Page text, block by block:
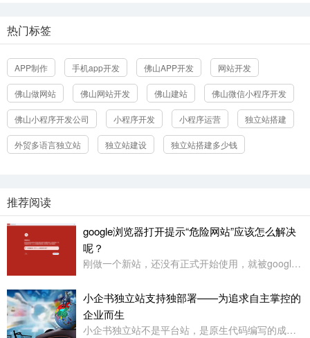
热门标签
APP制作 手机app开发 佛山APP开发 网站开发
佛山做网站 佛山网站开发 佛山建站 佛山微信小程序开发
佛山小程序开发公司 小程序开发 小程序运营 独立站搭建
外贸多语言独立站 独立站建设 独立站搭建多少钱
推荐阅读
google浏览器打开提示“危险网站”应该怎么解决
呢？
刚做一个新站，还没有正式开始使用，就被google浏览器定义为“危险网站”了，其它浏览器没有任何提示或影响
小企书独立站支持独部署——为追求自主掌控的
企业而生
小企书独立站不是平台站，是原生代码编写的成品站。不依赖于任何第三方平台，所以是支持客户自行购买服务器，并把网站搭建在自己的服务器上使用！